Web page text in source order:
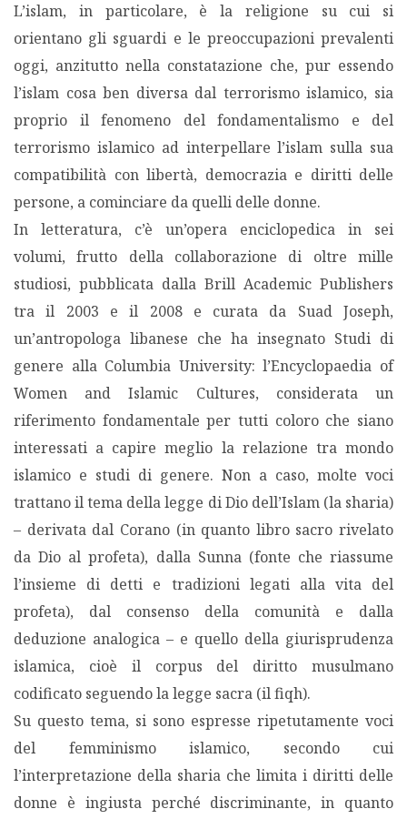
L’islam, in particolare, è la religione su cui si
orientano gli sguardi e le preoccupazioni prevalenti
oggi, anzitutto nella constatazione che, pur essendo
l’islam cosa ben diversa dal terrorismo islamico, sia
proprio il fenomeno del fondamentalismo e del
terrorismo islamico ad interpellare l’islam sulla sua
compatibilità con libertà, democrazia e diritti delle
persone, a cominciare da quelli delle donne.
In letteratura, c’è un’opera enciclopedica in sei
volumi, frutto della collaborazione di oltre mille
studiosi, pubblicata dalla Brill Academic Publishers
tra il 2003 e il 2008 e curata da Suad Joseph,
un’antropologa libanese che ha insegnato Studi di
genere alla Columbia University: l’Encyclopaedia of
Women and Islamic Cultures, considerata un
riferimento fondamentale per tutti coloro che siano
interessati a capire meglio la relazione tra mondo
islamico e studi di genere. Non a caso, molte voci
trattano il tema della legge di Dio dell’Islam (la sharia)
– derivata dal Corano (in quanto libro sacro rivelato
da Dio al profeta), dalla Sunna (fonte che riassume
l’insieme di detti e tradizioni legati alla vita del
profeta), dal consenso della comunità e dalla
deduzione analogica – e quello della giurisprudenza
islamica, cioè il corpus del diritto musulmano
codificato seguendo la legge sacra (il fiqh).
Su questo tema, si sono espresse ripetutamente voci
del femminismo islamico, secondo cui
l’interpretazione della sharia che limita i diritti delle
donne è ingiusta perché discriminante, in quanto